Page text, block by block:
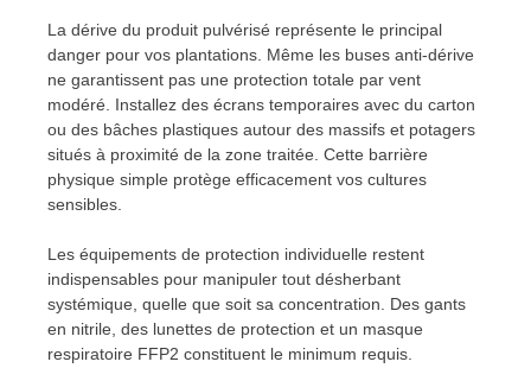
La dérive du produit pulvérisé représente le principal
danger pour vos plantations. Même les buses anti-dérive
ne garantissent pas une protection totale par vent
modéré. Installez des écrans temporaires avec du carton
ou des bâches plastiques autour des massifs et potagers
situés à proximité de la zone traitée. Cette barrière
physique simple protège efficacement vos cultures
sensibles.
Les équipements de protection individuelle restent
indispensables pour manipuler tout désherbant
systémique, quelle que soit sa concentration. Des gants
en nitrile, des lunettes de protection et un masque
respiratoire FFP2 constituent le minimum requis.